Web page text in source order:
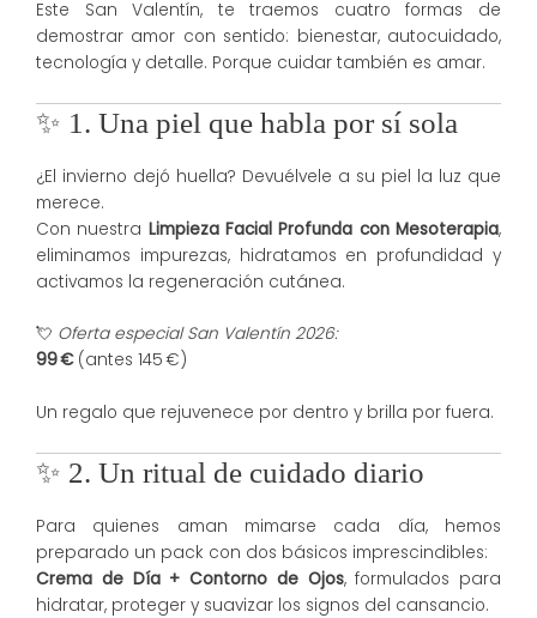
Este San Valentín, te traemos cuatro formas de
demostrar amor con sentido: bienestar, autocuidado,
tecnología y detalle. Porque cuidar también es amar.
✨ 1. Una piel que habla por sí sola
¿El invierno dejó huella? Devuélvele a su piel la luz que
merece.
Con nuestra Limpieza Facial Profunda con Mesoterapia,
eliminamos impurezas, hidratamos en profundidad y
activamos la regeneración cutánea.
💘 Oferta especial San Valentín 2026:
99 €(antes 145 €)
Un regalo que rejuvenece por dentro y brilla por fuera.
✨ 2. Un ritual de cuidado diario
Para quienes aman mimarse cada día, hemos
preparado un pack con dos básicos imprescindibles:
Crema de Día + Contorno de Ojos, formulados para
hidratar, proteger y suavizar los signos del cansancio.